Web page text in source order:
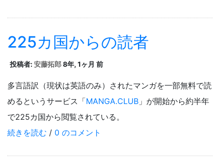
225カ国からの読者
投稿者:安藤拓郎8年, 1ヶ月 前
多言語訳（現状は英語のみ）されたマンガを一部無料で読
めるというサービス「MANGA.CLUB 」が開始から約半年
で225カ国から閲覧されている。
続きを読む / 0 のコメント